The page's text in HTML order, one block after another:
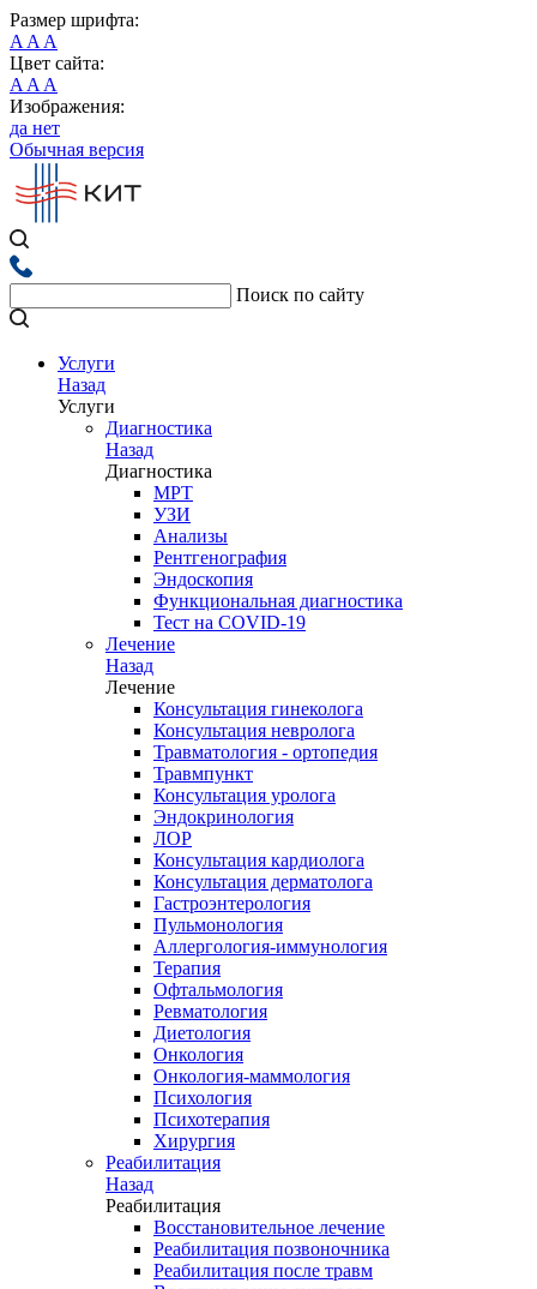
Размер шрифта:
A A A
Цвет сайта:
A A A
Изображения:
да нет
Обычная версия
Поиск по сайту
Услуги
Назад
Услуги
Диагностика
Назад
Диагностика
МРТ
УЗИ
Анализы
Рентгенография
Эндоскопия
Функциональная диагностика
Тест на COVID-19
Лечение
Назад
Лечение
Консультация гинеколога
Консультация невролога
Травматология - ортопедия
Травмпункт
Консультация уролога
Эндокринология
ЛОР
Консультация кардиолога
Консультация дерматолога
Гастроэнтерология
Пульмонология
Аллергология-иммунология
Терапия
Офтальмология
Ревматология
Диетология
Онкология
Онкология-маммология
Психология
Психотерапия
Хирургия
Реабилитация
Назад
Реабилитация
Восстановительное лечение
Реабилитация позвоночника
Реабилитация после травм